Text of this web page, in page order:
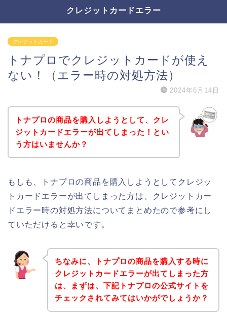
クレジットカードエラー
クレジットカード
トナプロでクレジットカードが使え
ない！（エラー時の対処方法）
2024年6月14日
トナプロの商品を購入しようとして、クレ
ジットカードエラーが出てしまった！とい
う方はいませんか？
もしも、トナプロの商品を購入しようとしてクレジッ
トカードエラーが出てしまった方は、クレジットカー
ドエラー時の対処方法についてまとめたので参考にし
ていただけると幸いです。
ちなみに、トナプロの商品を購入する時に
クレジットカードエラーが出てしまった方
は、まずは、下記トナプロの公式サイトを
チェックされてみてはいかがでしょうか？